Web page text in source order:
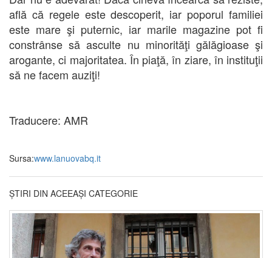
află că regele este descoperit, iar poporul familiei
este mare şi puternic, iar marile magazine pot fi
constrânse să asculte nu minorităţi gălăgioase şi
arogante, ci majoritatea. În piaţă, în ziare, în instituţii
să ne facem auziţi!
Traducere: AMR
Sursa:www.lanuovabq.it
ȘTIRI DIN ACEEAȘI CATEGORIE